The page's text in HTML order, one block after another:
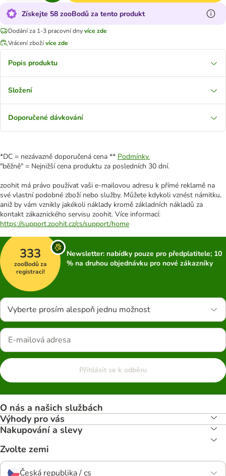
Získejte 58 zooBodů za tento produkt
Dodání za 1-3 pracovní dnyvíce zde
Vrácení zbožívíce zde
Popis produktu
Složení
Doporučené dávkování
*DC = nezávazně doporučená cena ** Podmínky.
"běžně" = Nejnižší cena produktu za posledních 30 dní.
zoohit má právo používat vaši e-mailovou adresu k přímé reklamě na
své vlastní podobné zboží nebo služby. Můžete kdykoli vznést námitku,
aniž by vám vznikly jakékoli náklady kromě základních nákladů za
kontakt zákaznického servisu zoohit. Více informací:
https://support.zoohit.cz/cs/support/home
333
zooBodů za
registraci!
Newsletter: nabídky pouze pro předplatitele; 10
% na druhou objednávku pro nové zákazníky
Vyberte prosím alespoň jednu možnost
Přihlásit se k odběru
O nás a našich službách
Výhody pro vás
Nakupování a slevy
Zvolte zemi
Česká republika / cs